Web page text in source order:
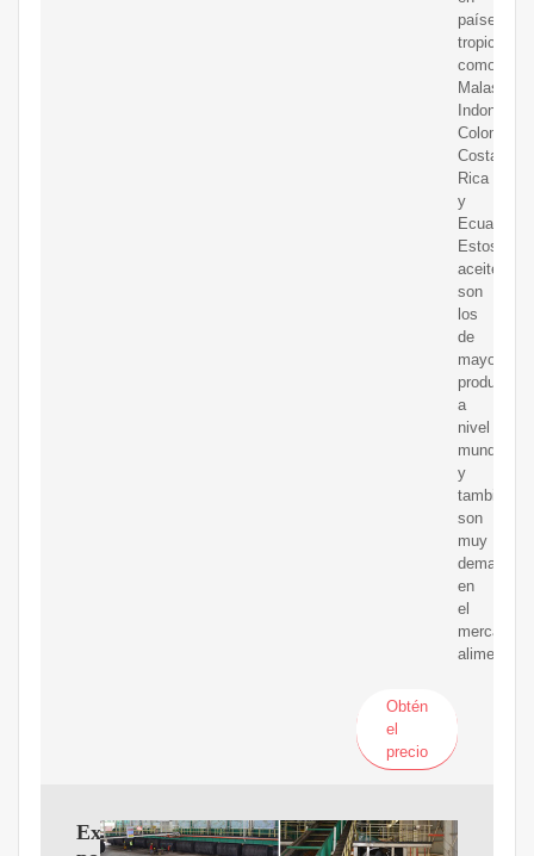
países
tropicales
como
Malasia,
Indonesia,
Colombia,
Costa
Rica
y
Ecuador.
Estos
aceites
son
los
de
mayor
producción
a
nivel
mundial
y
también
son
muy
en
el
mercado
Obtén
el
precio
Extracción